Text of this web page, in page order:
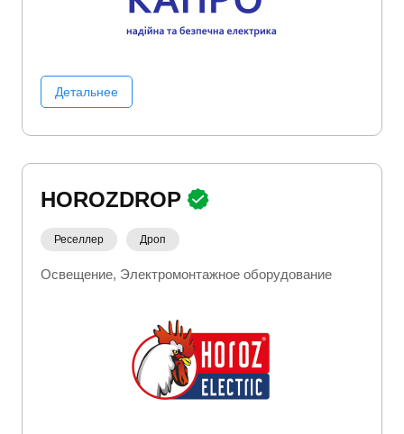
Детальнее
HOROZDROP
Реселлер Дроп
Освещение Электромонтажное оборудование